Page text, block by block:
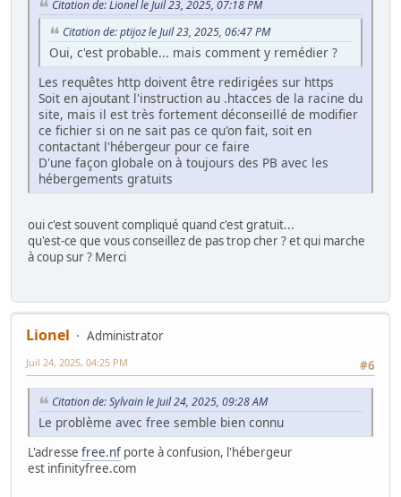
Citation de: Lionel le Juil 23, 2025, 07:18 PM
Citation de: ptijoz le Juil 23, 2025, 06:47 PM
Oui, c'est probable... mais comment y remédier ?
Les requêtes http doivent être redirigées sur https
Soit en ajoutant l'instruction au .htacces de la racine du
site, mais il est très fortement déconseillé de modifier
ce fichier si on ne sait pas ce qu'on fait, soit en
contactant l'hébergeur pour ce faire
D'une façon globale on à toujours des PB avec les
hébergements gratuits
oui c'est souvent compliqué quand c'est gratuit...
qu'est-ce que vous conseillez de pas trop cher ? et qui marche
à coup sur ? Merci
Lionel
Administrator
#6
Juil 24, 2025, 04:25 PM
Citation de: Sylvain le Juil 24, 2025, 09:28 AM
Le problème avec free semble bien connu
L'adresse free.nf porte à confusion, l'hébergeur
est infinityfree.com